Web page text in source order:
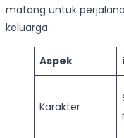
matang untuk
keluarga.
Aspek
Karakter